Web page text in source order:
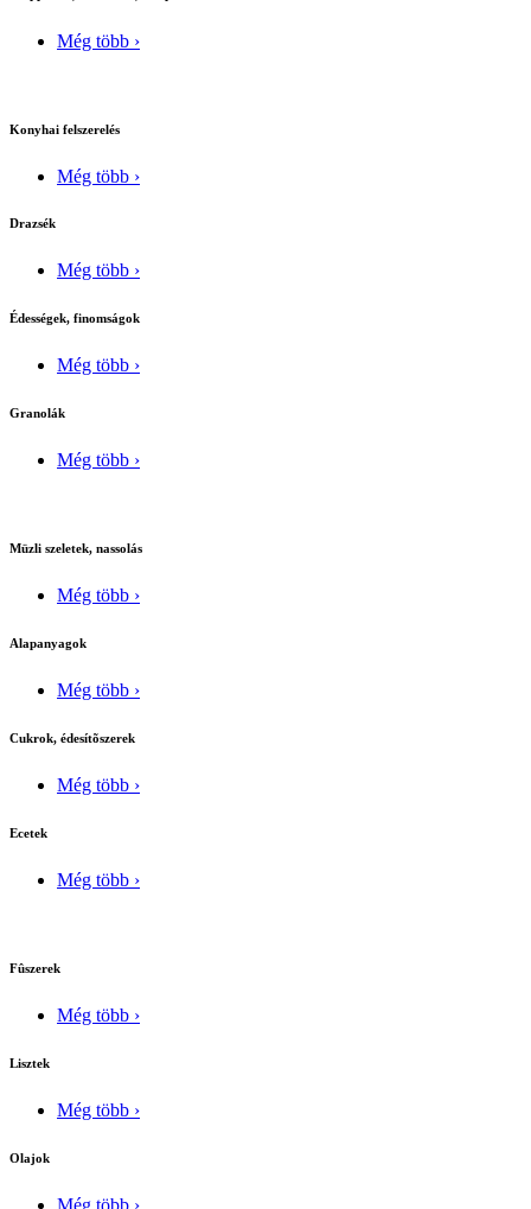
Még több ›
Konyhai felszerelés
Még több ›
Drazsék
Még több ›
Édességek, finomságok
Még több ›
Granolák
Még több ›
Müzli szeletek, nassolás
Még több ›
Alapanyagok
Még több ›
Cukrok, édesítõszerek
Még több ›
Ecetek
Még több ›
Fûszerek
Még több ›
Lisztek
Még több ›
Olajok
Még több ›